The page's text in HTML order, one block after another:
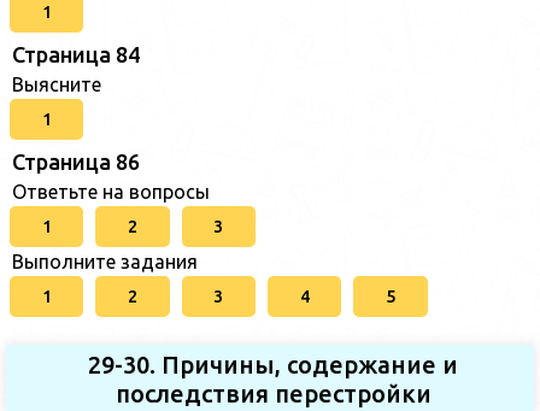
1
Страница 84
Выясните
1
Страница 86
Ответьте на вопросы
1 2 3
Выполните задания
1 2 3 4 5
29-30. Причины, содержание и
последствия перестройки